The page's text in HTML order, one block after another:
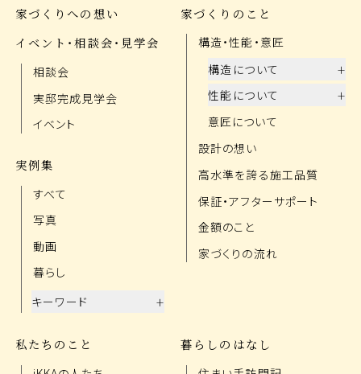
家づくりへの想い
イベント・相談会・見学会
相談会
実邸完成見学会
イベント
実例集
すべて
写真
動画
暮らし
キーワード
+
家づくりのこと
構造・性能・意匠
構造について
+
性能について +
意匠について
設計の想い
高水準を誇る施工品質
保証・アフターサポート
金額のこと
家づくりの流れ
私たちのこと 暮らしのはなし